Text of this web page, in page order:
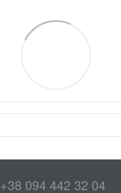
+38 094 442 32 04